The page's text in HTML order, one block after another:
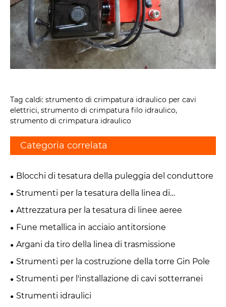
Tag caldi: strumento di crimpatura idraulico per cavi
elettrici, strumento di crimpatura filo idraulico,
strumento di crimpatura idraulico
Categoria correlata
Blocchi di tesatura della puleggia del conduttore
Strumenti per la tesatura della linea di
trasmissione
Attrezzatura per la tesatura di linee aeree
Fune metallica in acciaio antitorsione
Argani da tiro della linea di trasmissione
Strumenti per la costruzione della torre Gin Pole
Strumenti per l'installazione di cavi sotterranei
Strumenti idraulici